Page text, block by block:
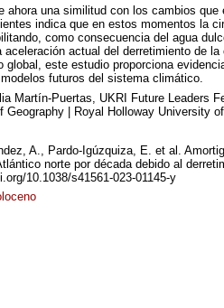
ahora una similitud con los cambios que
indica que en estos momentos la
como consecuencia del agua
aceleración actual del derretimiento de
global, este estudio proporciona
futuros del sistema climático.
Martín-Puertas, UKRI Future Leaders
Geography | Royal Holloway University
A., Pardo-Igúzquiza, E. et al.
norte por década debido al
10.1038/s41561-023-01145-y